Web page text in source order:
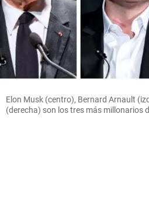
Elon Musk (centro), Bernard Arnault
(derecha) son los tres más millonarios